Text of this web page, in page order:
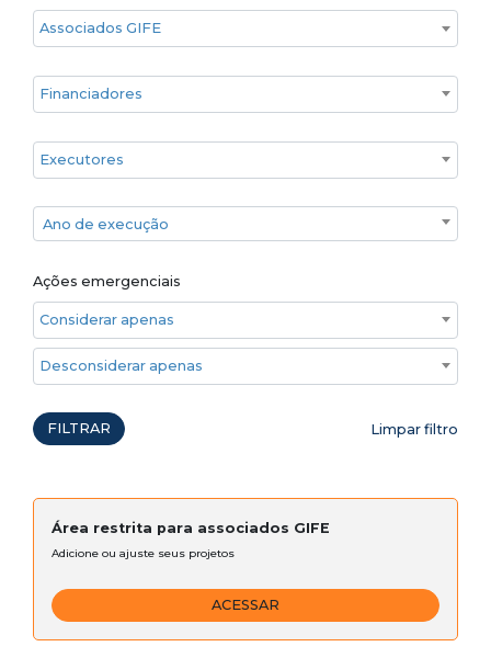
Associados GIFE
Financiadores
Executores
Ano de execução
Ano de execução
Ações emergenciais
Considerar apenas ações emergenciais
Desconsiderar apenas ações emergenciais
FILTRAR Limpar filtro
Área restrita para associados GIFE
Adicione ou ajuste seus projetos
ACESSAR